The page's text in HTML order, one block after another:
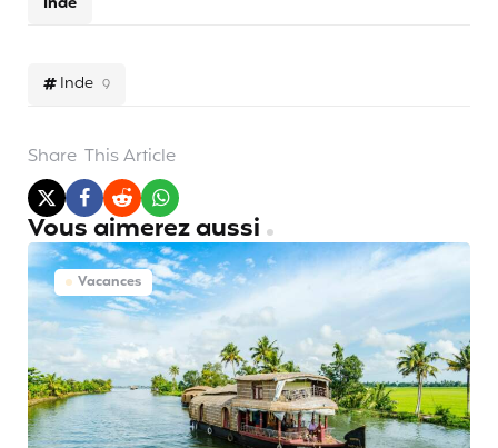
Inde 9
Share This Article
Vous aimerez aussi
Vacances